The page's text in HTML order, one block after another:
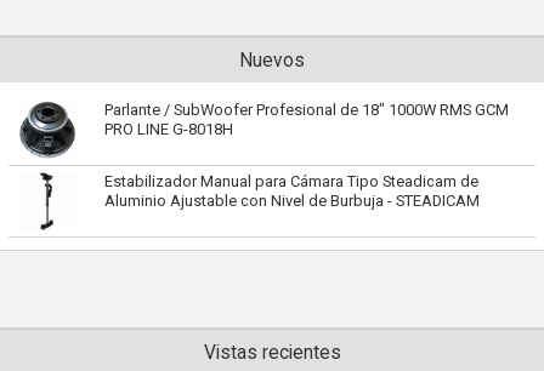
Nuevos
Parlante / SubWoofer Profesional de 18" 1000W RMS GCM
PRO LINE G-8018H
Estabilizador Manual para Cámara Tipo Steadicam de
Aluminio Ajustable con Nivel de Burbuja - STEADICAM
Vistas recientes